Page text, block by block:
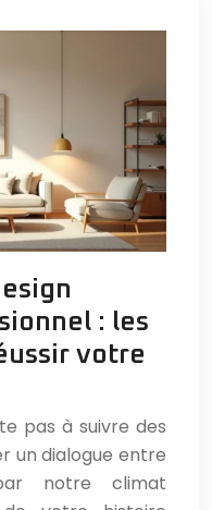
: les
votre
pas à suivre des
un dialogue entre
notre climat